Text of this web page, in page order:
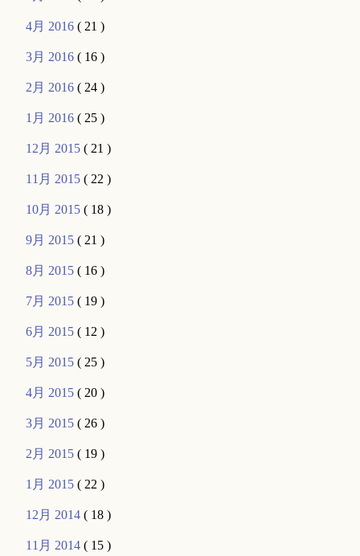
4月 2016( 21 )
3月 2016( 16 )
2月 2016( 24 )
1月 2016( 25 )
12月 2015( 21 )
11月 2015( 22 )
10月 2015( 18 )
9月 2015( 21 )
8月 2015( 16 )
7月 2015( 19 )
6月 2015( 12 )
5月 2015( 25 )
4月 2015( 20 )
3月 2015( 26 )
2月 2015( 19 )
1月 2015( 22 )
12月 2014( 18 )
11月 2014( 15 )